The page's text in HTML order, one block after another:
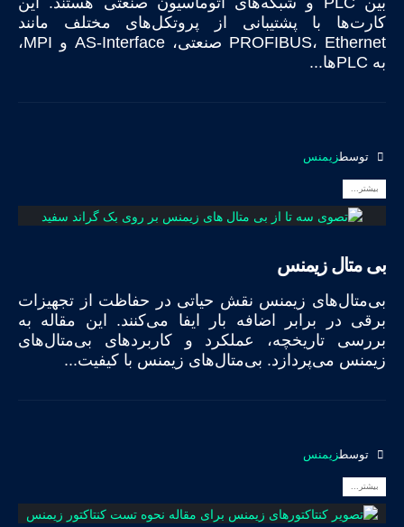
کارت‌ها با پشتیبانی از پروتکل‌های مختلف مانند
PROFIBUS، Ethernet صنعتی، AS-Interface و MPI،
به PLC‌ها...
توسطزیمنس
بیشتر...
بی متال زیمنس
بی‌متال‌های زیمنس نقش حیاتی در حفاظت از تجهیزات
برقی در برابر اضافه بار ایفا می‌کنند. این مقاله به
بررسی تاریخچه، عملکرد و کاربردهای بی‌متال‌های
زیمنس می‌پردازد. بی‌متال‌های زیمنس با کیفیت...
توسطزیمنس
بیشتر...